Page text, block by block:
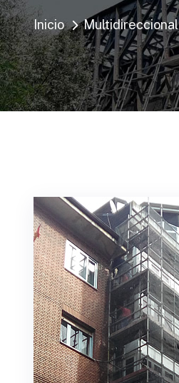
Inicio Multidireccional